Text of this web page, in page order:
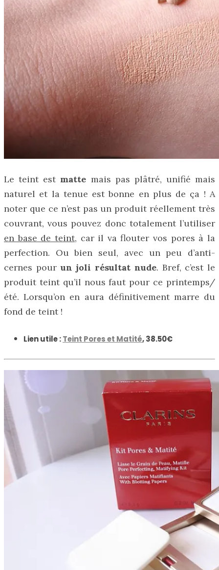
Le teint estmatte mais pas plâtré, unifié mais
naturel et la tenue est bonne en plus de ça ! A
noter que ce n’est pas un produit réellement très
couvrant, vous pouvez donc totalement l’utiliser
en base de teint, car il va flouter vos pores à la
perfection. Ou bien seul, avec un peu d’anti-
cernes pourun joli résultat nude. Bref, c’est le
produit teint qu’il nous faut pour ce printemps/
été. Lorsqu’on en aura définitivement marre du
fond de teint !
Lien utile :Teint Pores et Matité, 38.50€